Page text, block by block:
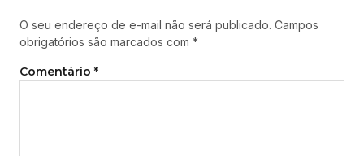
O seu endereço de e-mail não será publicado. Campos
obrigatórios são marcados com *
Comentário *